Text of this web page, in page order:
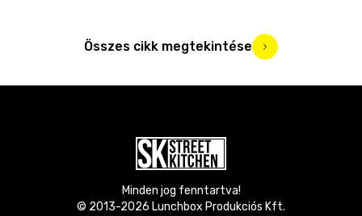
Összes cikk megtekintése
Minden jog fenntartva!
© 2013-2026 Lunchbox Produkciós Kft.